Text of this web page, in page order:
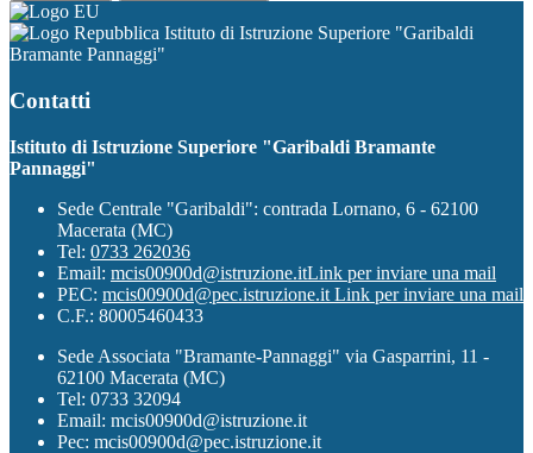
Istituto di Istruzione Superiore "Garibaldi
Bramante Pannaggi"
Contatti
Istituto di Istruzione Superiore "Garibaldi Bramante
Pannaggi"
Sede Centrale "Garibaldi": contrada Lornano, 6 - 62100
Macerata (MC)
Tel: 0733 262036
Email: mcis00900d@istruzione.itLink per inviare una mail
PEC: mcis00900d@pec.istruzione.it Link per inviare una mail
C.F.: 80005460433
Sede Associata "Bramante-Pannaggi" via Gasparrini, 11 -
62100 Macerata (MC)
Tel: 0733 32094
Email: mcis00900d@istruzione.it
Pec: mcis00900d@pec.istruzione.it